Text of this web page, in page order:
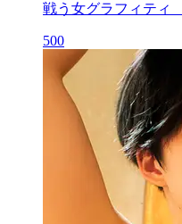
戦う女グラフィティ
500